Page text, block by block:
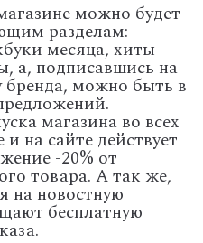
можно будет
разделам:
месяца, хиты
а, подписавшись на
бренда, можно быть в
магазина во всех
на сайте действует
-20% от
товара. А так же,
на новостную
бесплатную